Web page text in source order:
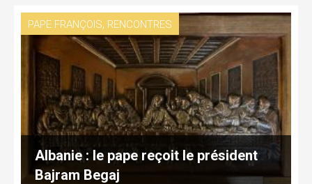
PAPE FRANÇOIS, RENCONTRES
Albanie : le pape reçoit le président
Bajram Begaj